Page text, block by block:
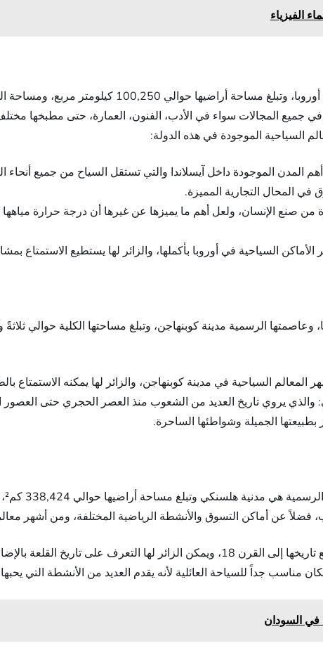
الفيزياء
جميع المجالات سواء في الأدب، الفنون، العمارة، حتى مطبخها
السياحية الموجودة في هذه الدولة:
الموجودة داخل آيسلاندا والتي تستقل السياح من جميع أنحاء
في المحال التجارية المميزة.
السياحية في أوروبا بأكملها، والزائر لها يستطيع الاستمتاع
الرسمية مدينة كوبنهاجن، وتبلغ مساحتها الكلية حوالي ثلاثةً
السياحية في مدينة كوبنهاجن، والزائر لها يمكنه الاستمتاع
والذي يروي تاريخ العديد من الشعوب منذ العصر الحجري حتى العصور
الجميلة وشواطئها الساحرة.
فضلاً عن أماكن التسوق والأنشطة الرياضية المختلفة، ومن أشهر
إلى زيارة المطاعم والمحال التجارية والمقهى المحيط بالقلعة.
في السودان